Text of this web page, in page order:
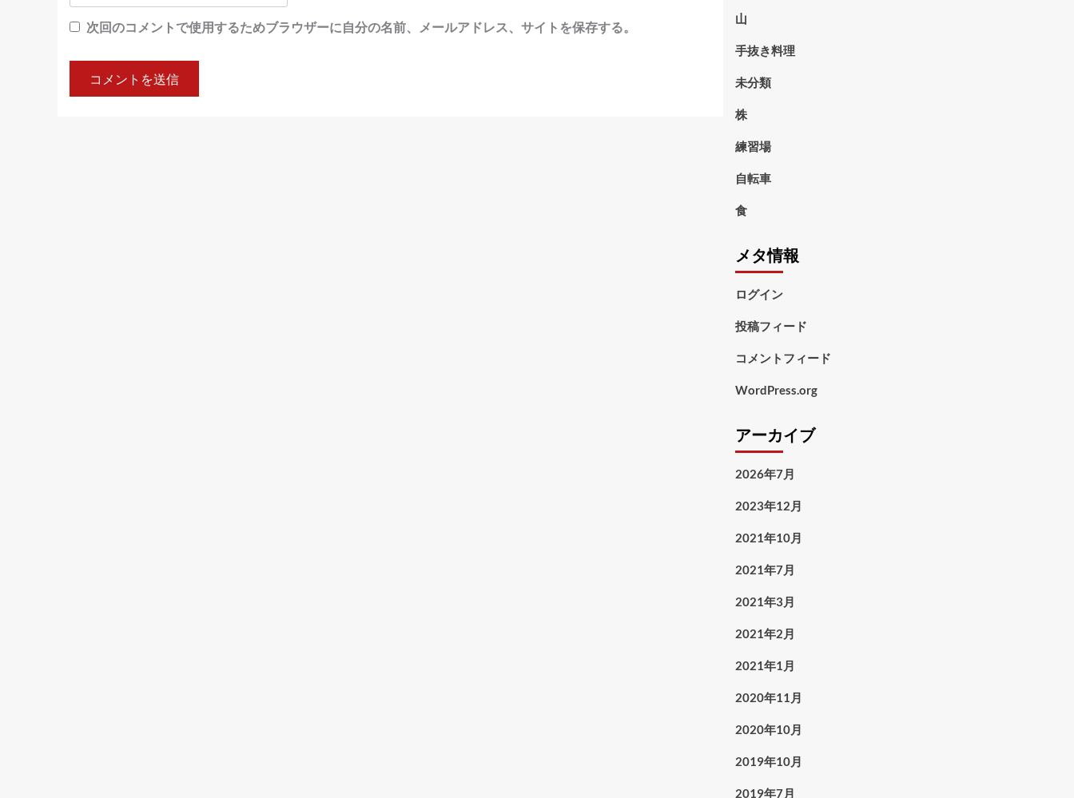
次回のコメントで使用するためブラウザーに自分の名前、メールアドレス、サイトを保存する。
山
手抜き料理
未分類
株
練習場
自転車
食
メタ情報
ログイン
投稿フィード
コメントフィード
WordPress.org
アーカイブ
2026年7月
2023年12月
2021年10月
2021年7月
2021年3月
2021年2月
2021年1月
2020年11月
2020年10月
2019年10月
2019年7月